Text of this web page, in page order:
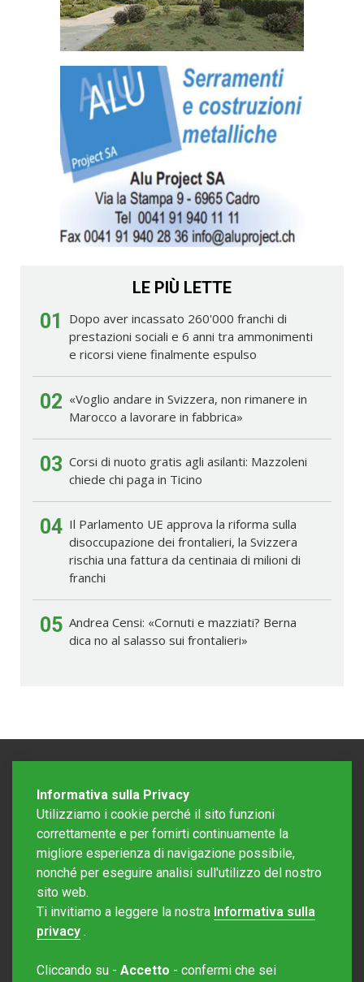
LE PIÙ LETTE
01
Dopo aver incassato 260'000 franchi di
prestazioni sociali e 6 anni tra ammonimenti
e ricorsi viene finalmente espulso
02 «Voglio andare in Svizzera, non rimanere in
Marocco a lavorare in fabbrica»
03 Corsi di nuoto gratis agli asilanti: Mazzoleni
chiede chi paga in Ticino
04 Il Parlamento UE approva la riforma sulla
disoccupazione dei frontalieri, la Svizzera
rischia una fattura da centinaia di milioni di
franchi
05 Andrea Censi: «Cornuti e mazziati? Berna
dica no al salasso sui frontalieri»
Editore Rotostampa SA
Informativa sulla Privacy
Utilizziamo i cookie perché il sito funzioni
correttamente e per fornirti continuamente la
migliore esperienza di navigazione possibile,
nonché per eseguire analisi sull'utilizzo del nostro
sito web.
Ti invitiamo a leggere la nostra Informativa sulla
privacy .
Cliccando su - Accetto - confermi che sei